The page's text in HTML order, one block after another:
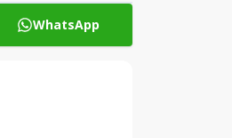
WhatsApp